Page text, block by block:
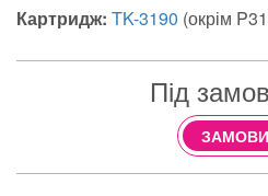
Картридж: TK-3190 (окрім
Під